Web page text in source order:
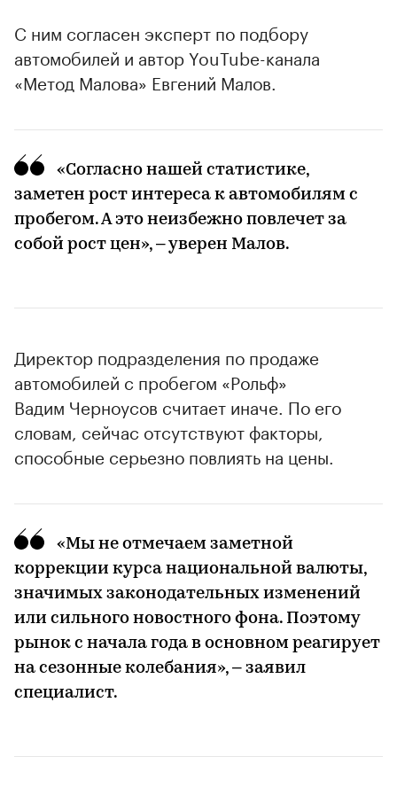
С ним согласен эксперт по подбору
автомобилей и автор YouTube-канала
«Метод Малова» Евгений Малов.
«Согласно нашей статистике,
заметен рост интереса к автомобилям с
пробегом. А это неизбежно повлечет за
собой рост цен», – уверен Малов.
Директор подразделения по продаже
автомобилей с пробегом «Рольф»
Вадим Черноусов считает иначе. По его
словам, сейчас отсутствуют факторы,
способные серьезно повлиять на цены.
«Мы не отмечаем заметной
коррекции курса национальной валюты,
значимых законодательных изменений
или сильного новостного фона. Поэтому
рынок с начала года в основном реагирует
на сезонные колебания», – заявил
специалист.